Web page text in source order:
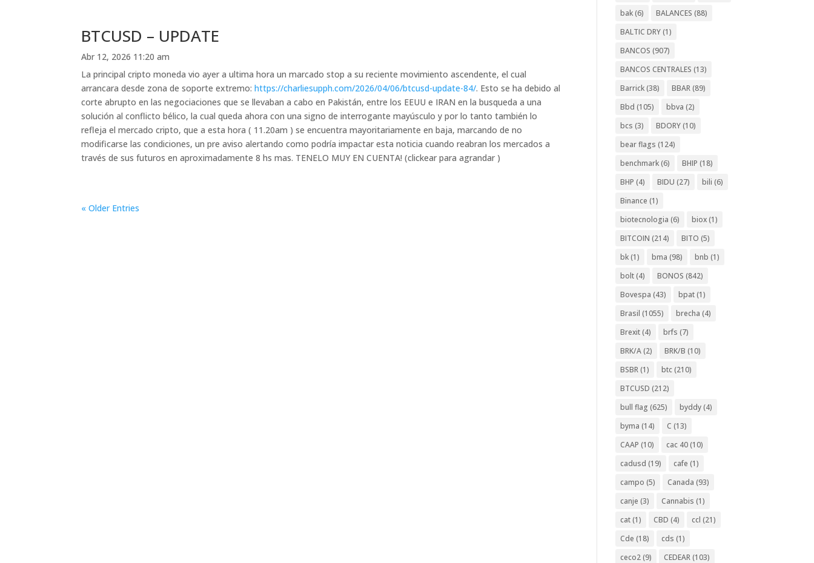
BTCUSD – UPDATE
Abr 12, 2026 11:20 am
La principal cripto moneda vio ayer a ultima hora un marcado stop a su reciente movimiento ascendente, el cual
arrancara desde zona de soporte extremo:https://charliesupph.com/2026/04/06/btcusd-update-84/. Esto se ha debido al
corte abrupto en las negociaciones que se llevaban a cabo en Pakistán, entre los EEUU e IRAN en la busqueda a una
solución al conflicto bélico, la cual queda ahora con una signo de interrogante mayúsculo y por lo tanto también lo
refleja el mercado cripto, que a esta hora ( 11.20am ) se encuentra mayoritariamente en baja, marcando de no
modificarse las condiciones, un pre aviso alertando como podría impactar esta noticia cuando reabran los mercados a
través de sus futuros en aproximadamente 8 hs mas. TENELO MUY EN CUENTA! (clickear para agrandar )
« Older Entries
bak (6) BALANCES (88)
BALTIC DRY (1)
BANCOS (907)
BANCOS CENTRALES (13)
Barrick (38) BBAR (89)
Bbd (105) bbva (2)
bcs (3) BDORY (10)
bear flags (124)
benchmark (6) BHIP (18)
BHP (4) BIDU (27) bili (6)
Binance (1)
biotecnologia (6) biox (1)
BITCOIN (214) BITO (5)
bk (1) bma (98) bnb (1)
bolt (4) BONOS (842)
Bovespa (43) bpat (1)
Brasil (1055) brecha (4)
Brexit (4) brfs (7)
BRK/A (2) BRK/B (10)
BSBR (1) btc (210)
BTCUSD (212)
bull flag (625) byddy (4)
byma (14) C (13)
CAAP (10) cac 40 (10)
cadusd (19) cafe (1)
campo (5) Canada (93)
canje (3) Cannabis (1)
cat (1) CBD (4) ccl (21)
Cde (18) cds (1)
ceco2 (9) CEDEAR (103)